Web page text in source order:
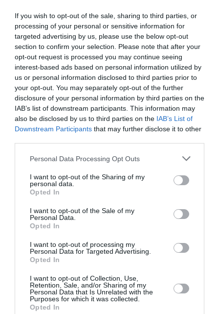
If you wish to opt-out of the sale, sharing to third parties, or
processing of your personal or sensitive information for
targeted advertising by us, please use the below opt-out
section to confirm your selection. Please note that after your
opt-out request is processed you may continue seeing
interest-based ads based on personal information utilized by
us or personal information disclosed to third parties prior to
your opt-out. You may separately opt-out of the further
disclosure of your personal information by third parties on the
IAB’s list of downstream participants. This information may
also be disclosed by us to third parties on the IAB’s List of
Downstream Participants that may further disclose it to other
Personal Data Processing Opt Outs
I want to opt-out of the Sharing of my
personal data.
Opted In
I want to opt-out of the Sale of my
Personal Data.
Opted In
I want to opt-out of processing my
Personal Data for Targeted Advertising.
Opted In
I want to opt-out of Collection, Use,
Retention, Sale, and/or Sharing of my
Personal Data that Is Unrelated with the
Purposes for which it was collected.
Opted In
Εεε όχι τέτοιο θάνατο στην Θεοδοσία.
Δεν της άξιζε τέτοιο τέλος. Τι σκοπό
έχει ακριβώς η σεναριογράφος. Θέλει
να μας πεθάνει;#AgriesMelisses
— Libero10 (@Libero103)October 6,
2020
#AgriesMelisses Εάν σας πόνεσε εστω
και λιγο ο θάνατος της Θεοδοσίας και
οι αντιδράσεις όσων ήταν γύρω της
φανταστείτε λίγο τι θα γίνει με τον
θάνατο του Κυπραίου και πως θα
αντιδράσουν ο νεστορας κ η μυρσίνη.
— Kαλα Ε, πωρωωωση!
(@melen32784893)October 6, 2020
Ένας ρόλος που αγαπάς να μισείς.